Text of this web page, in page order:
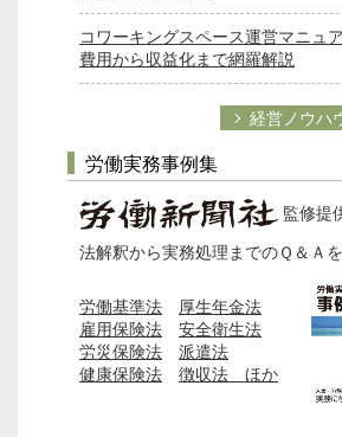
コワーキングスペース運営マニュ
費用から収益化まで網羅解説
経営ノウハ
労働実務事例集
監修提
法解釈から実務処理までのＱ＆Ａ
労働基準法
厚生年金法
雇用保険法
安全衛生法
労災保険法
派遣法
健康保険法
徴収法 ほか